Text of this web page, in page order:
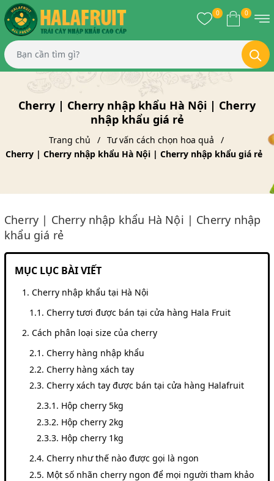
0 0
Cherry | Cherry nhập khẩu Hà Nội | Cherry
nhập khẩu giá rẻ
Trang chủ
Tư vấn cách chọn hoa quả
Cherry | Cherry nhập khẩu Hà Nội | Cherry nhập khẩu giá rẻ
Cherry | Cherry nhập khẩu Hà Nội | Cherry nhập
khẩu giá rẻ
MỤC LỤC BÀI VIẾT
Cherry nhập khẩu tại Hà Nội
Cherry tươi được bán tại cửa hàng Hala Fruit
Cách phân loại size của cherry
Cherry hàng nhập khẩu
Cherry hàng xách tay
Cherry xách tay được bán tại cửa hàng Halafruit
Hộp cherry 5kg
Hộp cherry 2kg
Hộp cherry 1kg
Cherry như thế nào được gọi là ngon
Một số nhãn cherry ngon để mọi người tham khảo